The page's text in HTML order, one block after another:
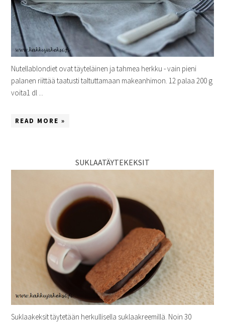
Nutellablondiet ovat täyteläinen ja tahmea herkku - vain pieni
palanen riittää taatusti taltuttamaan makeanhimon. 12 palaa 200 g
voita1 dl ...
READ MORE »
SUKLAATÄYTEKEKSIT
Suklaakeksit täytetään herkullisella suklaakreemillä. Noin 30